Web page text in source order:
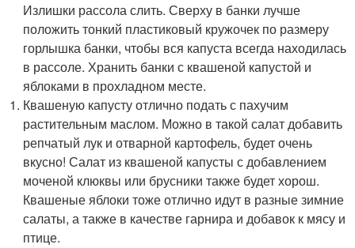
Излишки рассола слить. Сверху в банки лучше
положить тонкий пластиковый кружочек по размеру
горлышка банки, чтобы вся капуста всегда находилась
в рассоле. Хранить банки с квашеной капустой и
яблоками в прохладном месте.
Квашеную капусту отлично подать с пахучим
растительным маслом. Можно в такой салат добавить
репчатый лук и отварной картофель, будет очень
вкусно! Салат из квашеной капусты с добавлением
моченой клюквы или брусники также будет хорош.
Квашеные яблоки тоже отлично идут в разные зимние
салаты, а также в качестве гарнира и добавок к мясу и
птице.